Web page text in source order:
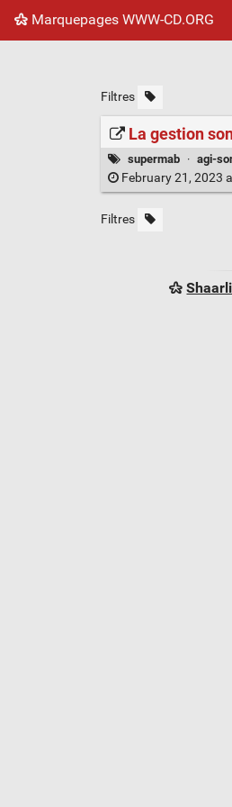
Marquepages WWW-CD.ORG
Filtres
La gestion
supermab · agi-
February 21, 2023
Filtres
Shaarli